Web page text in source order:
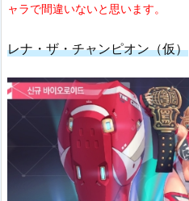
ャラで間違いないと思います。
レナ・ザ・チャンピオン（仮）